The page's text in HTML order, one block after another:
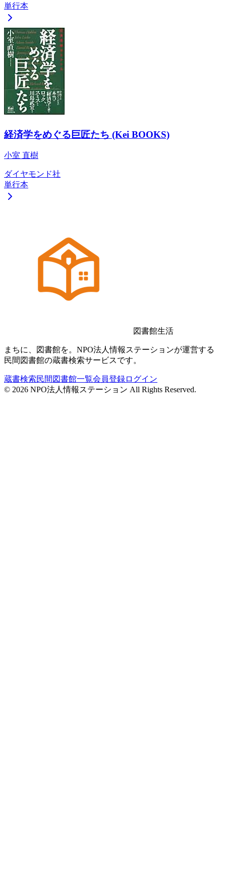
単行本
経済学をめぐる巨匠たち (Kei BOOKS)
小室 直樹
ダイヤモンド社
単行本
図書館生活
まちに、図書館を。NPO法人情報ステーションが運営する
民間図書館の蔵書検索サービスです。
蔵書検索民間図書館一覧会員登録ログイン
© 2026 NPO法人情報ステーション All Rights Reserved.